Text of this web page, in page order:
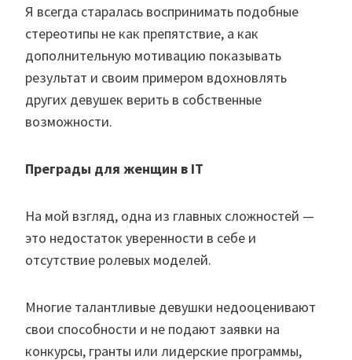
Я всегда старалась воспринимать подобные
стереотипы не как препятствие, а как
дополнительную мотивацию показывать
результат и своим примером вдохновлять
других девушек верить в собственные
возможности.
Преграды для женщин в IT
На мой взгляд, одна из главных сложностей —
это недостаток уверенности в себе и
отсутствие ролевых моделей.
Многие талантливые девушки недооценивают
свои способности и не подают заявки на
конкурсы, гранты или лидерские программы,